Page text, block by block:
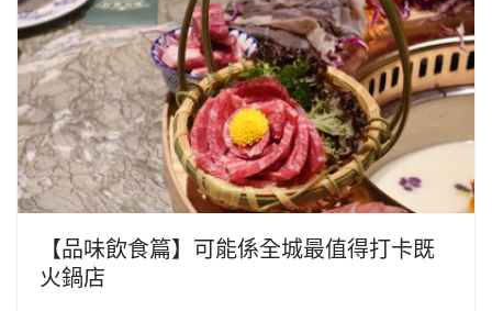
【品味飲食篇】可能係全城最值得打卡既
火鍋店